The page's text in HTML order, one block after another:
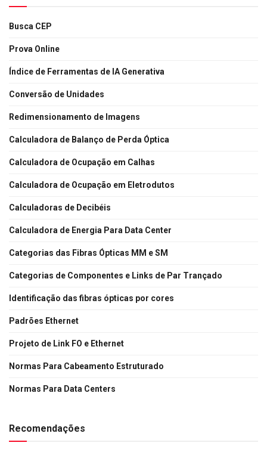
Busca CEP
Prova Online
Índice de Ferramentas de IA Generativa
Conversão de Unidades
Redimensionamento de Imagens
Calculadora de Balanço de Perda Óptica
Calculadora de Ocupação em Calhas
Calculadora de Ocupação em Eletrodutos
Calculadoras de Decibéis
Calculadora de Energia Para Data Center
Categorias das Fibras Ópticas MM e SM
Categorias de Componentes e Links de Par Trançado
Identificação das fibras ópticas por cores
Padrões Ethernet
Projeto de Link FO e Ethernet
Normas Para Cabeamento Estruturado
Normas Para Data Centers
Recomendações